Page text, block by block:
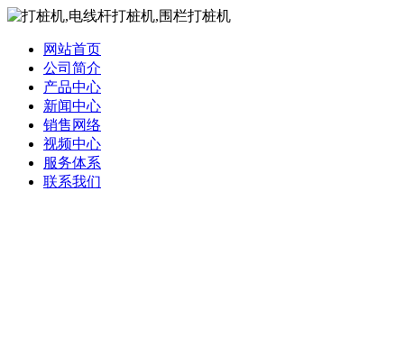
网站首页
公司简介
产品中心
新闻中心
销售网络
视频中心
服务体系
联系我们